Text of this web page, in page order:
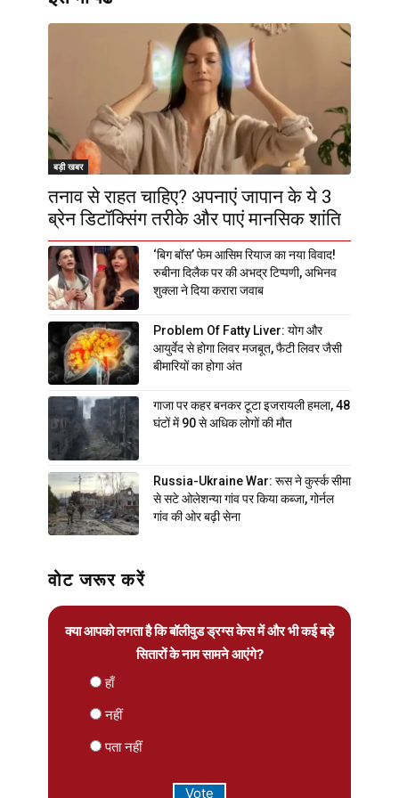
बड़ी खबर
तनाव से राहत चाहिए? अपनाएं जापान के ये 3
ब्रेन डिटॉक्सिंग तरीके और पाएं मानसिक शांति
‘बिग बॉस’ फेम आसिम रियाज का नया विवाद!
रुबीना दिलैक पर की अभद्र टिप्पणी, अभिनव
शुक्ला ने दिया करारा जवाब
Problem Of Fatty Liver: योग और
आयुर्वेद से होगा लिवर मजबूत, फैटी लिवर जैसी
बीमारियों का होगा अंत
गाजा पर कहर बनकर टूटा इजरायली हमला, 48
घंटों में 90 से अधिक लोगों की मौत
Russia-Ukraine War: रूस ने कुर्स्क सीमा
से सटे ओलेशन्या गांव पर किया कब्जा, गोर्नल
गांव की ओर बढ़ी सेना
वोट जरूर करें
क्या आपको लगता है कि बॉलीवुड ड्रग्स केस में और भी कई बड़े
सितारों के नाम सामने आएंगे?
हाँ
नहीं
पता नहीं